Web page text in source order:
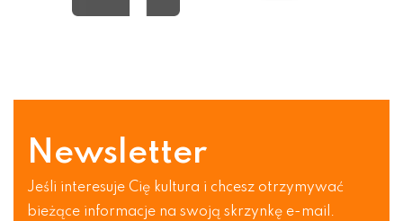
Newsletter
Jeśli interesuje Cię kultura i chcesz otrzymywać
bieżące informacje na swoją skrzynkę e-mail.